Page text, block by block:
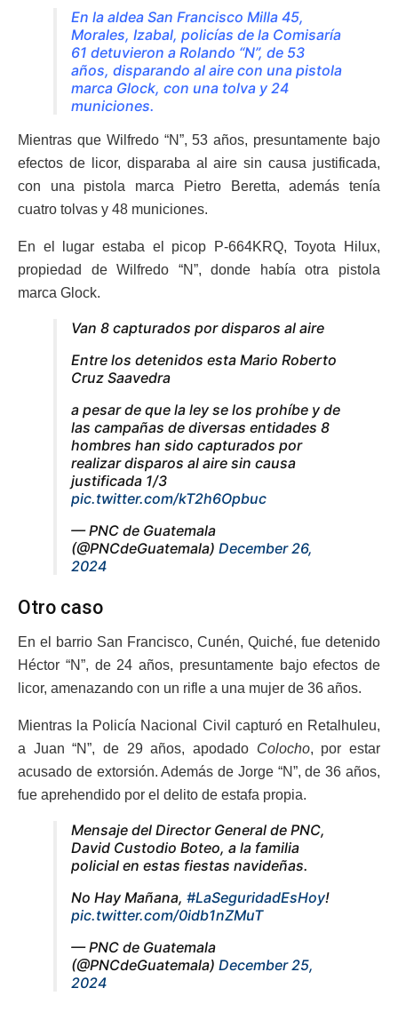
En la aldea San Francisco Milla 45,
Morales, Izabal, policías de la Comisaría
61 detuvieron a Rolando “N”, de 53
años, disparando al aire con una pistola
marca Glock, con una tolva y 24
municiones.
Mientras que Wilfredo “N”, 53 años, presuntamente bajo
efectos de licor, disparaba al aire sin causa justificada,
con una pistola marca Pietro Beretta, además tenía
cuatro tolvas y 48 municiones.
En el lugar estaba el picop P-664KRQ, Toyota Hilux,
propiedad de Wilfredo “N”, donde había otra pistola
marca Glock.
Van 8 capturados por disparos al aire
Entre los detenidos esta Mario Roberto
Cruz Saavedra
a pesar de que la ley se los prohíbe y de
las campañas de diversas entidades 8
hombres han sido capturados por
realizar disparos al aire sin causa
justificada 1/3
pic.twitter.com/kT2h6Opbuc
— PNC de Guatemala
(@PNCdeGuatemala) December 26,
2024
Otro caso
En el barrio San Francisco, Cunén, Quiché, fue detenido
Héctor “N”, de 24 años, presuntamente bajo efectos de
licor, amenazando con un rifle a una mujer de 36 años.
Mientras la Policía Nacional Civil capturó en Retalhuleu,
a Juan “N”, de 29 años, apodado Colocho, por estar
acusado de extorsión. Además de Jorge “N”, de 36 años,
fue aprehendido por el delito de estafa propia.
Mensaje del Director General de PNC,
David Custodio Boteo, a la familia
policial en estas fiestas navideñas.
No Hay Mañana, #LaSeguridadEsHoy!
pic.twitter.com/0idb1nZMuT
— PNC de Guatemala
(@PNCdeGuatemala) December 25,
2024